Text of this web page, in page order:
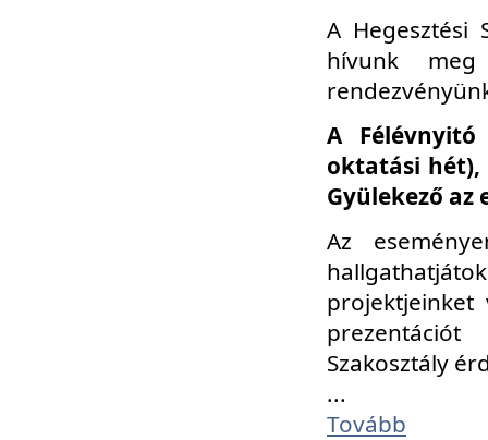
A Hegesztési
hívunk
A
oktatási hét),
Gyülekező az
Az
Szakosztály
...
Tovább